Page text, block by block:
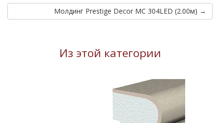
Молдинг Prestige Decor MC 304LED (2.00м) →
Из этой категории